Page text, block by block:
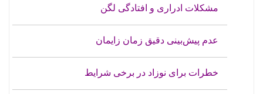
مشکلات ادراری و افتادگی لگن
عدم پیش‌بینی دقیق زمان زایمان
خطرات برای نوزاد در برخی شرایط